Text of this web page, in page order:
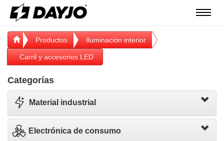
Menú
Productos Iluminación interior
Carril y accesorios LED
Categorías
Material industrial
Electrónica de consumo